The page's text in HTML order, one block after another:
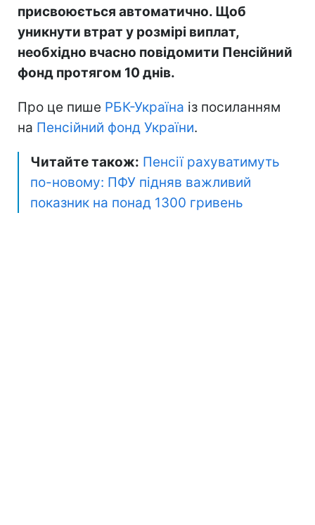
присвоюється автоматично. Щоб
уникнути втрат у розмірі виплат,
необхідно вчасно повідомити Пенсійний
фонд протягом 10 днів.
Про це пише РБК-Україна із посиланням
на Пенсійний фонд України.
Читайте також: Пенсії рахуватимуть
по-новому: ПФУ підняв важливий
показник на понад 1300 гривень